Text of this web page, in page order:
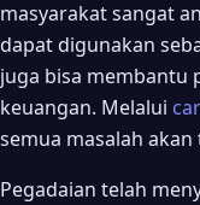
Cara Gadai
Syarat-syarat
Rincian Pinjaman
Cara Gadai
masyarakat sangat
dapat digunakan
juga bisa membantu
keuangan. Melalui
semua masalah
Pegadaian telah